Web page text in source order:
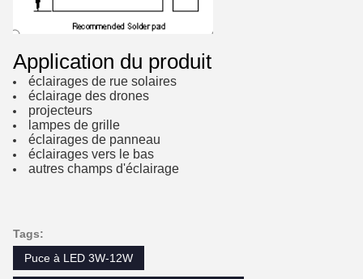
Application du produit
éclairages de rue solaires
éclairage des drones
projecteurs
lampes de grille
éclairages de panneau
éclairages vers le bas
autres champs d'éclairage
Tags:
Puce à LED 3W-12W